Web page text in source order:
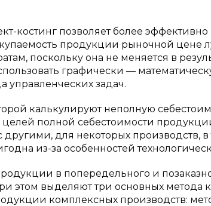
костинг позволяет более эффективно
продукции рыночной цене
поскольку она не меняется в
графически —
управленческих задач.
калькулируют неполную
полной себестоимости
для некоторых производств, в
из-за особенностей
в попередельного и
этом выделяют три основных метода
комплексных производств: